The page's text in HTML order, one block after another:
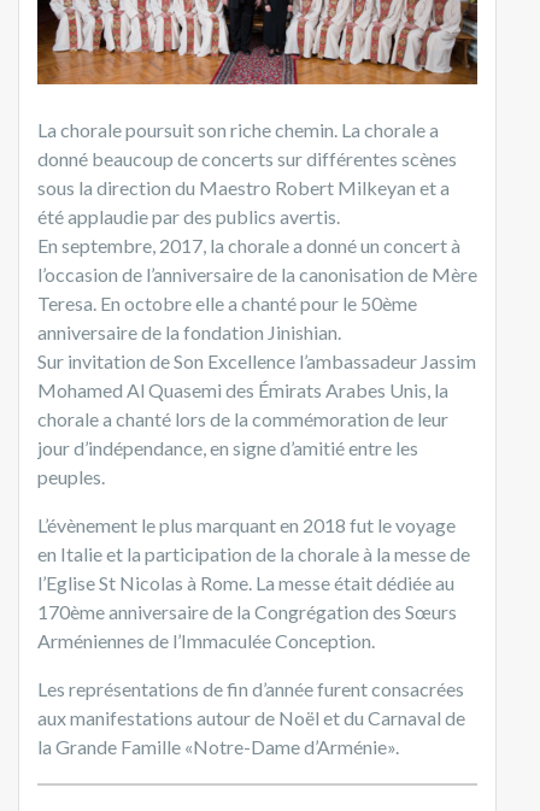
La chorale poursuit son riche chemin. La chorale a
donné beaucoup de concerts sur différentes scènes
sous la direction du Maestro Robert Milkeyan et a
été applaudie par des publics avertis.
En septembre, 2017, la chorale a donné un concert à
l’occasion de l’anniversaire de la canonisation de Mère
Teresa. En octobre elle a chanté pour le 50ème
anniversaire de la fondation Jinishian.
Sur invitation de Son Excellence l’ambassadeur Jassim
Mohamed Al Quasemi des Émirats Arabes Unis, la
chorale a chanté lors de la commémoration de leur
jour d’indépendance, en signe d’amitié entre les
peuples.
L’évènement le plus marquant en 2018 fut le voyage
en Italie et la participation de la chorale à la messe de
l’Eglise St Nicolas à Rome. La messe était dédiée au
170ème anniversaire de la Congrégation des Sœurs
Arméniennes de l’Immaculée Conception.
Les représentations de fin d’année furent consacrées
aux manifestations autour de Noël et du Carnaval de
la Grande Famille «Notre-Dame d’Arménie».